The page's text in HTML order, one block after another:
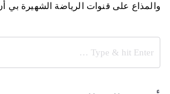
والمذاع على قنوات الرياضة الشهيرة